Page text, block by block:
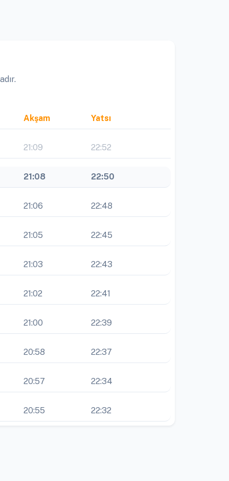
Akşam Yatsı
21:09 22:52
21:08 22:50
21:06 22:48
21:05 22:45
21:03 22:43
21:02 22:41
21:00 22:39
20:58 22:37
20:57 22:34
20:55 22:32